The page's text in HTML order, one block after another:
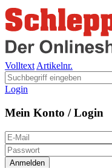
Volltext Artikelnr.
Login
Mein Konto / Login